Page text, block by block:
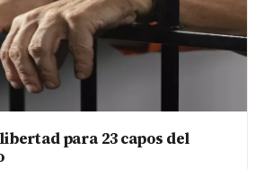
para 23 capos del